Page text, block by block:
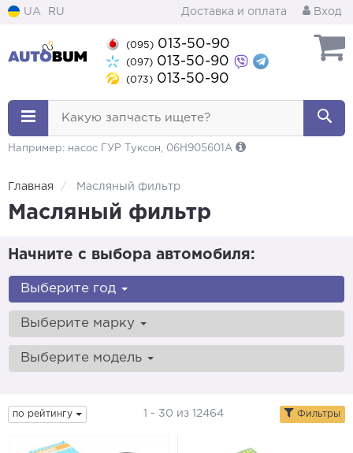
UA RU Доставка и оплата Вход
(095) 013-50-90
(097) 013-50-90
(073) 013-50-90
Какую запчасть ищете?
Например: насос ГУР Туксон, 06H905601A
Главная Масляный фильтр
Масляный фильтр
Начните с выбора автомобиля:
Выберите год
Выберите марку
Выберите модель
по рейтингу 1 - 30 из 12464 Фильтры